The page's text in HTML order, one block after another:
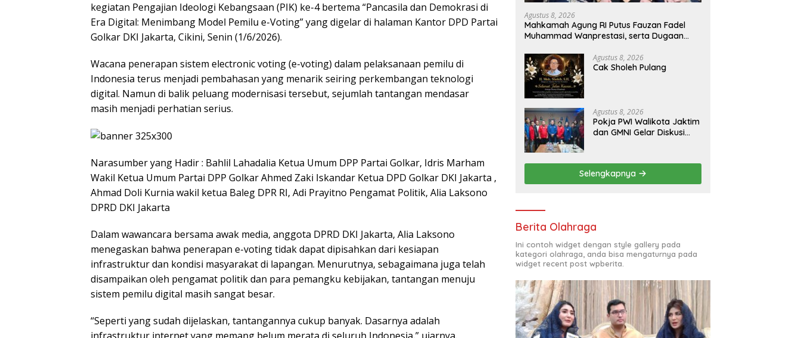
kegiatan Pengajian Ideologi Kebangsaan (PIK) ke-4 bertema “Pancasila dan Demokrasi di
Era Digital: Menimbang Model Pemilu e-Voting” yang digelar di halaman Kantor DPD Partai
Golkar DKI Jakarta, Cikini, Senin (1/6/2026).
Wacana penerapan sistem electronic voting (e-voting) dalam pelaksanaan pemilu di
Indonesia terus menjadi pembahasan yang menarik seiring perkembangan teknologi
digital. Namun di balik peluang modernisasi tersebut, sejumlah tantangan mendasar
masih menjadi perhatian serius.
Narasumber yang Hadir : Bahlil Lahadalia Ketua Umum DPP Partai Golkar, Idris Marham
Wakil Ketua Umum Partai DPP Golkar Ahmed Zaki Iskandar Ketua DPD Golkar DKI Jakarta ,
Ahmad Doli Kurnia wakil ketua Baleg DPR RI, Adi Prayitno Pengamat Politik, Alia Laksono
DPRD DKI Jakarta
Dalam wawancara bersama awak media, anggota DPRD DKI Jakarta, Alia Laksono
menegaskan bahwa penerapan e-voting tidak dapat dipisahkan dari kesiapan
infrastruktur dan kondisi masyarakat di lapangan. Menurutnya, sebagaimana juga telah
disampaikan oleh pengamat politik dan para pemangku kebijakan, tantangan menuju
sistem pemilu digital masih sangat besar.
“Seperti yang sudah dijelaskan, tantangannya cukup banyak. Dasarnya adalah
Agustus 8, 2026
Mahkamah Agung RI Putus Fauzan Fadel
Muhammad Wanprestasi, serta Dugaan
Agustus 8, 2026
Cak Sholeh Pulang
Agustus 8, 2026
Pokja PWI Walikota Jaktim
dan GMNI Gelar Diskusi
Selengkapnya
Berita Olahraga
Ini contoh widget dengan style gallery pada
kategori olahraga, anda bisa mengaturnya pada
widget recent post wpberita.